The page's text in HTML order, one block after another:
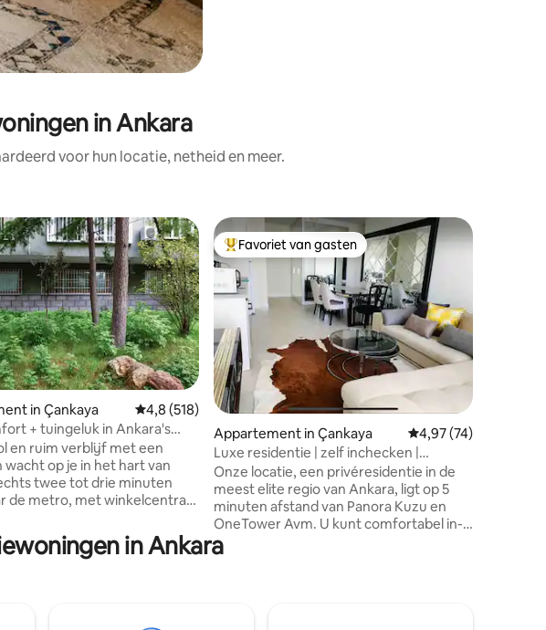
in Ankara
voor hun locatie, netheid en meer.
van 4,98 op 5, 49 recensies
in Çankaya Gemiddelde beoordeling van 4,8 op 5, 518 recensies
4,8 (518)
+ tuingeluk in Ankara's
en ruim verblijf met een
wacht op je in het hart van
twee tot drie minuten
de metro, met winkelcentra,
en rustige
Topfavoriet van gasten
Favoriet van gasten
Appartement in Çankaya Gemiddelde
4,97 (74)
Luxe residentie | zelf inchecken |
airconditioning
Onze locatie, een privéresidentie in de
meest elite regio van Ankara, ligt op 5
minuten afstand van Panora Kuzu en
OneTower Avm. U kunt comfortabel in-
en uitchecken zonder iemand te
ontmoeten. Het huis is speciaal ingericht,
in Ankara